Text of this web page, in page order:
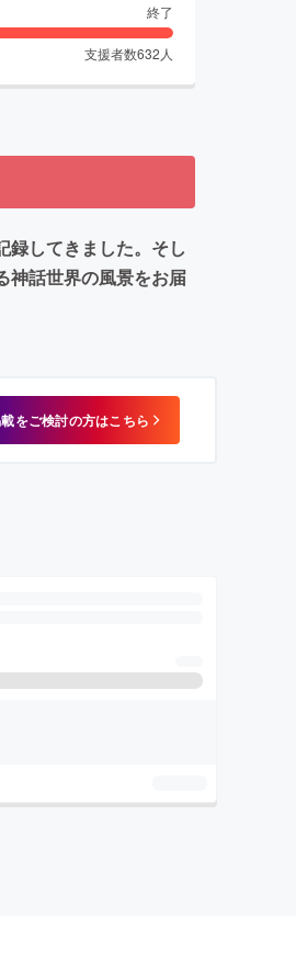
終了
支援者数632 人
録してきました。そし
神話世界の風景をお届
をご検討の方はこちら